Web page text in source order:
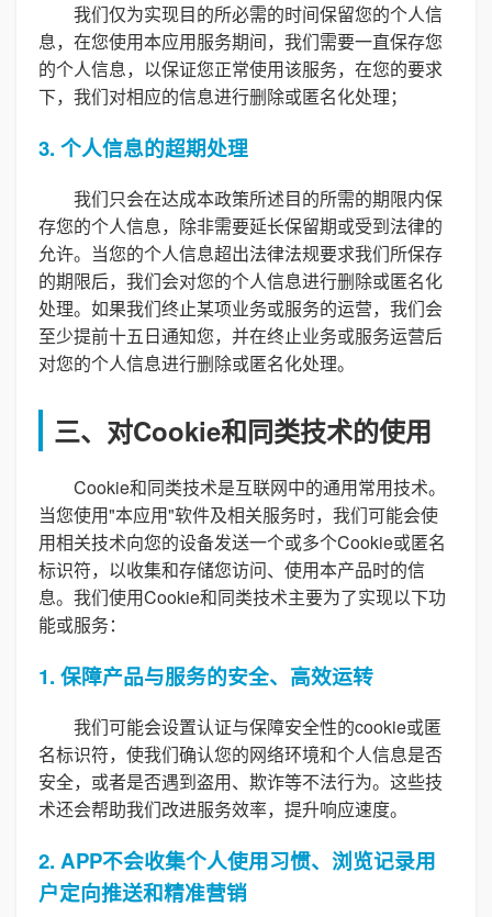
我们仅为实现目的所必需的时间保留您的个人信
息，在您使用本应用服务期间，我们需要一直保存您
的个人信息，以保证您正常使用该服务，在您的要求
下，我们对相应的信息进行删除或匿名化处理；
3. 个人信息的超期处理
我们只会在达成本政策所述目的所需的期限内保
存您的个人信息，除非需要延长保留期或受到法律的
允许。当您的个人信息超出法律法规要求我们所保存
的期限后，我们会对您的个人信息进行删除或匿名化
处理。如果我们终止某项业务或服务的运营，我们会
至少提前十五日通知您，并在终止业务或服务运营后
对您的个人信息进行删除或匿名化处理。
三、对Cookie和同类技术的使用
Cookie和同类技术是互联网中的通用常用技术。
当您使用"本应用"软件及相关服务时，我们可能会使
用相关技术向您的设备发送一个或多个Cookie或匿名
标识符，以收集和存储您访问、使用本产品时的信
息。我们使用Cookie和同类技术主要为了实现以下功
能或服务：
1. 保障产品与服务的安全、高效运转
我们可能会设置认证与保障安全性的cookie或匿
名标识符，使我们确认您的网络环境和个人信息是否
安全，或者是否遇到盗用、欺诈等不法行为。这些技
术还会帮助我们改进服务效率，提升响应速度。
2. APP不会收集个人使用习惯、浏览记录用
户定向推送和精准营销